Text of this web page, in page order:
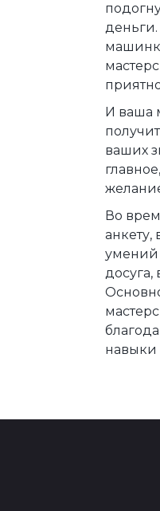
деньги.
И ваша
ваших
Во
умений
досуга,
навыки